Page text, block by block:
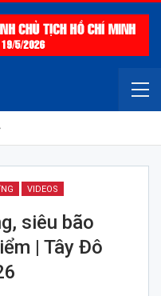
VIDEOS
siêu bão
| Tây Đô